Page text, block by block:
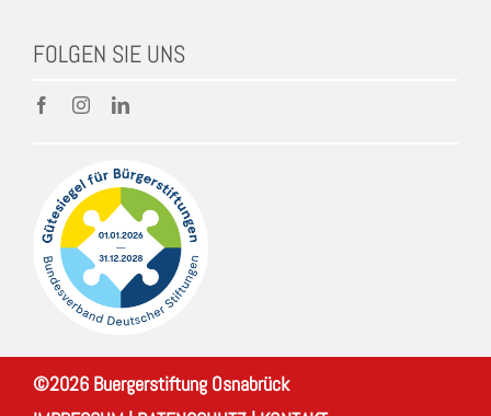
FOLGEN SIE UNS
©2026 Buergerstiftung Osnabrück